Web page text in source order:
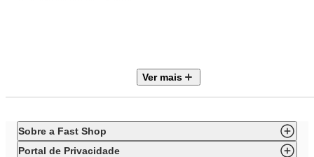
Ver mais
Sobre a Fast Shop
Portal de Privacidade